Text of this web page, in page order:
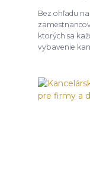
Bez ohľadu
ktorých sa
vybavenie